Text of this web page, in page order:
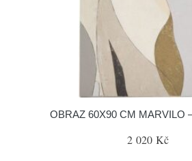
OBRAZ 60X90 CM MARVILO
2 020 Kč